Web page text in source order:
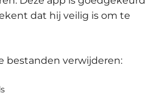
dat hij veilig is om te
bestanden verwijderen: